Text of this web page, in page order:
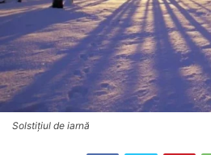
Solstițiul de iarnă